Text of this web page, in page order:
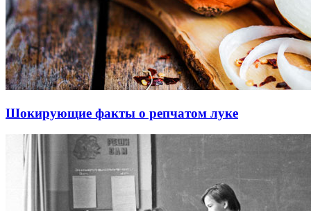
Шокирующие факты о репчатом луке